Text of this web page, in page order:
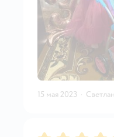
15 мая 2023 ·